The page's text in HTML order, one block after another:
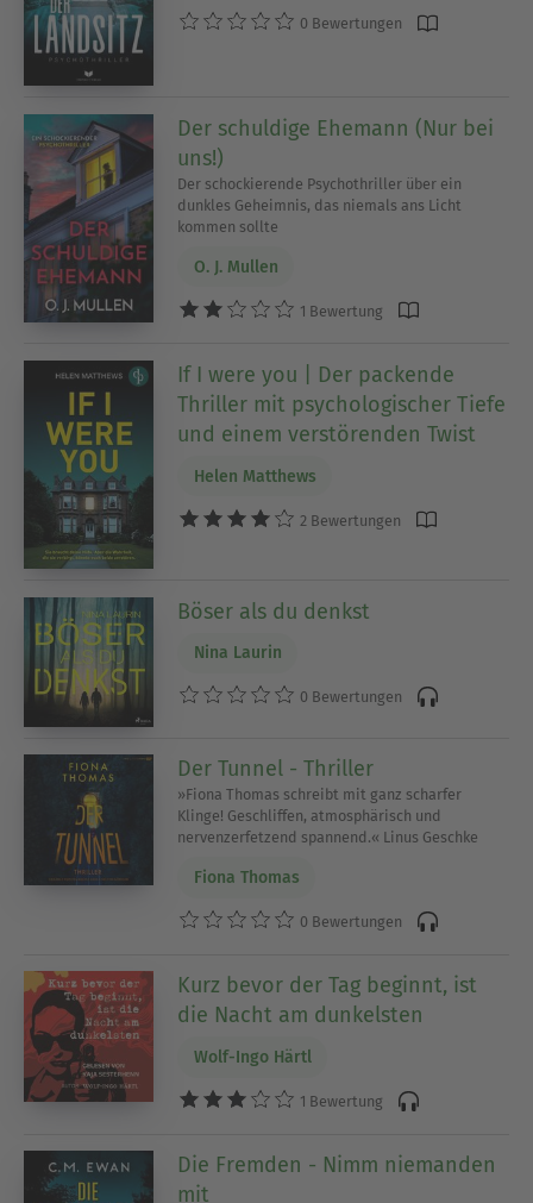
0 Bewertungen
Der schuldige Ehemann (Nur bei
uns!)
Der schockierende Psychothriller über ein
dunkles Geheimnis, das niemals ans Licht
kommen sollte
O. J. Mullen
1 Bewertung
If I were you | Der packende
Thriller mit psychologischer Tiefe
und einem verstörenden Twist
Helen Matthews
2 Bewertungen
Böser als du denkst
Nina Laurin
0 Bewertungen
Der Tunnel - Thriller
»Fiona Thomas schreibt mit ganz scharfer
Klinge! Geschliffen, atmosphärisch und
nervenzerfetzend spannend.« Linus Geschke
Fiona Thomas
0 Bewertungen
Kurz bevor der Tag beginnt, ist
die Nacht am dunkelsten
Wolf-Ingo Härtl
1 Bewertung
Die Fremden - Nimm niemanden
mit